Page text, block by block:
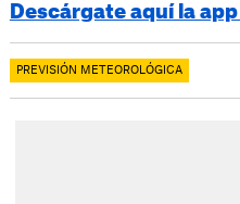
Descárgate aquí la
PREVISIÓN METEOROLÓGICA